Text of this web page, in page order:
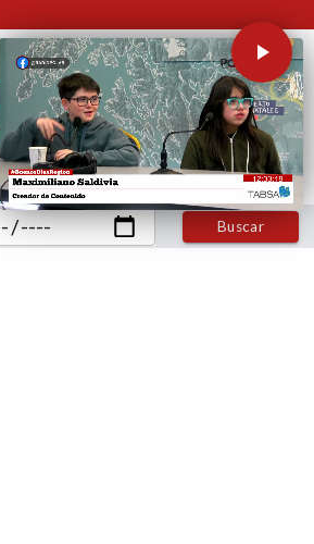
Buscar